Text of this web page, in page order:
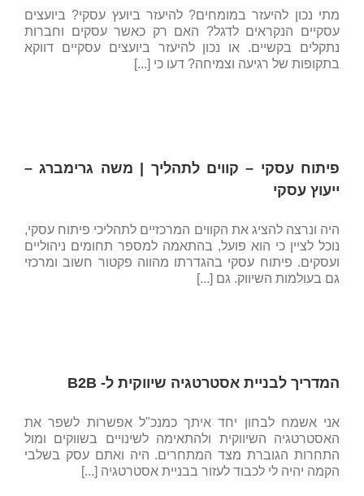
מתי נכון להיעזר במומחים? להיעזר ביועץ עסקי? ביועצים
עסקיים הנקראים לדגל? האם רק כאשר עסקים וחברות
נתקלים בקשיים. או נכון להיעזר ביועצים עסקיים דווקא
בתקופות של רגיעה וצמיחה? דעו כי [...]
פיתוח עסקי – קווים לתהליך | משה גרימברג –
ייעוץ עסקי
היה ונרצה להציג את הקווים המרכזיים לתהליכי פיתוח עסקי,
נוכל לציין כי הוא פועל, בהתאמה למספר תחומים ניהוליים
ועסקים. פיתוח עסקי בהגדרתו מהווה פקטור חשוב ומרכזי
גם בעולמות השיווק. גם [...]
המדריך לבניית אסטרטגיה שיווקית ל- B2B
אני אשמח לבחון יחד איתך כמנכ"ל אפשרות לשפר את
האסטרטגיה השיווקית ולהתאימה לשינויים בשווקים ומול
התחרות הגוברת מצד המתחרים. היה ואתם עסק בשלבי
הקמה יהיה לי לכבוד לעזור בבניית אסטרטגיה [...]